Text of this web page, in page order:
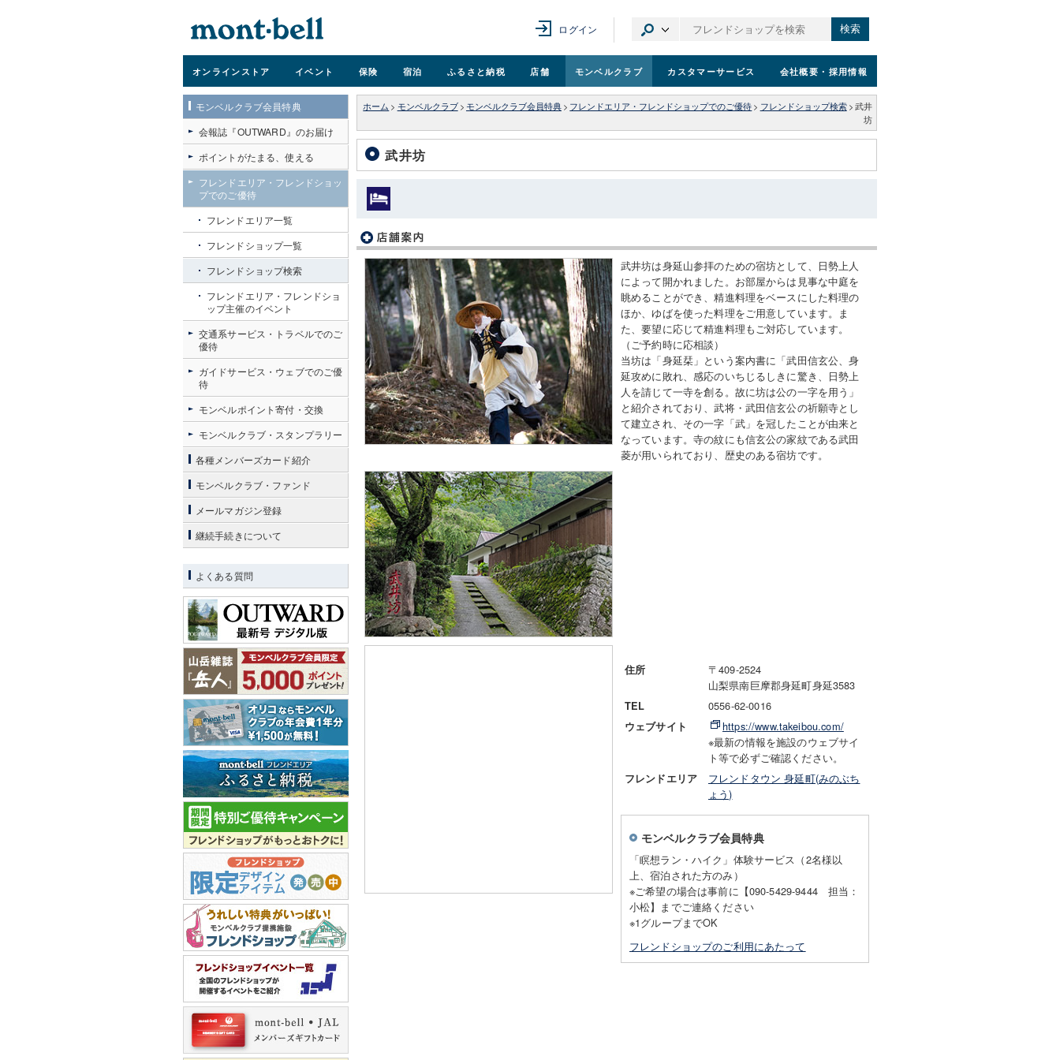
ログイン 検索
オンラインストア イベント 保険 宿泊 ふるさと納税 店舗 モンベルクラブ カスタマーサービス 会社概要 ・採用情報
ホーム > モンベルクラブ > モンベルクラブ会員特典 > フレンドエリア・フレンドショップでのご優待 > フレンドショップ検索 > 武井
坊
武井坊
武井坊は身延山参拝のための宿坊として、日勢上人
によって開かれました。お部屋からは見事な中庭を
眺めることができ、精進料理をベースにした料理の
ほか、ゆばを使った料理をご用意しています。ま
た、要望に応じて精進料理もご対応しています。
（ご予約時に応相談）
当坊は「身延栞」という案内書に「武田信玄公、身
延攻めに敗れ、感応のいちじるしきに驚き、日勢上
人を請じて一寺を創る。故に坊は公の一字を用う」
と紹介されており、武将・武田信玄公の祈願寺とし
て建立され、その一字「武」を冠したことが由来と
なっています。寺の紋にも信玄公の家紋である武田
菱が用いられており、歴史のある宿坊です。
住所
〒409-2524
山梨県南巨摩郡身延町身延3583
TEL 0556-62-0016
ウェブサイト
https://www.takeibou.com/
※最新の情報を施設のウェブサイ
ト等で必ずご確認ください。
フレンドエリア
フレンドタウン 身延町(みのぶち
ょう)
モンベルクラブ会員特典
「瞑想ラン・ハイク」体験サービス（2名様以
上、宿泊された方のみ）
※ご希望の場合は事前に【090-5429-9444 担当：
小松】までご連絡ください
※1グループまでOK
フレンドショップのご利用にあたって
モンベルクラブ会員特典
会報誌『OUTWARD』のお届け
ポイントがたまる、使える
フレンドエリア・フレンドショッ
プでのご優待
フレンドエリア一覧
フレンドショップ一覧
フレンドショップ検索
フレンドエリア・フレンドショ
ップ主催のイベント
交通系サービス・トラベルでのご
優待
ガイドサービス・ウェブでのご優
待
モンベルポイント寄付・交換
モンベルクラブ・スタンプラリー
各種メンバーズカード紹介
モンベルクラブ・ファンド
メールマガジン登録
継続手続きについて
よくある質問